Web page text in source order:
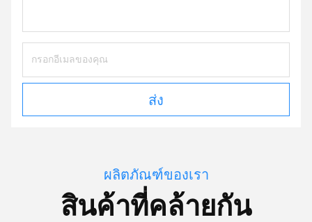
ส่ง
ผลิตภัณฑ์ของเรา
สินค้าที่คล้ายกัน